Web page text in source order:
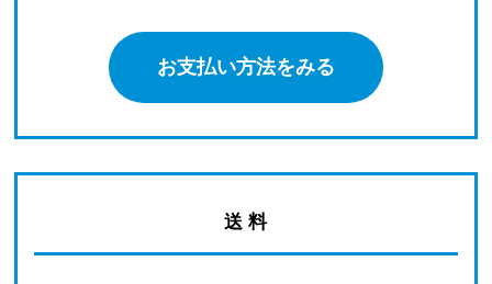
お支払い方法をみる
送 料